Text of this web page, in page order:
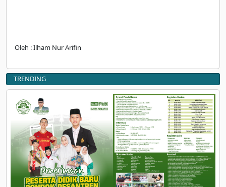
Oleh : Ilham Nur Arifin
TRENDING